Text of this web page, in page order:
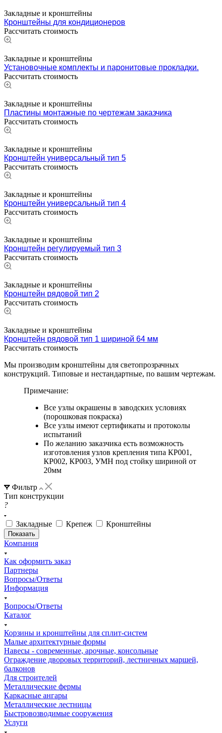
Закладные и кронштейны
Кронштейны для кондиционеров
Рассчитать стоимость
Закладные и кронштейны
Установочные комплекты и паронитовые прокладки.
Рассчитать стоимость
Закладные и кронштейны
Пластины монтажные по чертежам заказчика
Рассчитать стоимость
Закладные и кронштейны
Кронштейн универсальный тип 5
Рассчитать стоимость
Закладные и кронштейны
Кронштейн универсальный тип 4
Рассчитать стоимость
Закладные и кронштейны
Кронштейн регулируемый тип 3
Рассчитать стоимость
Закладные и кронштейны
Кронштейн рядовой тип 2
Рассчитать стоимость
Закладные и кронштейны
Кронштейн рядовой тип 1 шириной 64 мм
Рассчитать стоимость
Мы производим кронштейны для светопрозрачных
конструкций. Типовые и нестандартные, по вашим чертежам.
Примечание:
Все узлы окрашены в заводских условиях
(порошковая покраска)
Все узлы имеют сертификаты и протоколы
испытаний
По желанию заказчика есть возможность
изготовления узлов крепления типа КР001,
КР002, КР003, УМН под стойку шириной от
20мм
Фильтр
Тип конструкции
?
Закладные Крепеж Кронштейны
Компания
Как оформить заказ
Партнеры
Вопросы/Ответы
Информация
Вопросы/Ответы
Каталог
Корзины и кронштейны для сплит-систем
Малые архитектурные формы
Навесы - современные, арочные, консольные
Ограждение дворовых территорий, лестничных маршей,
балконов
Для строителей
Металлические фермы
Каркасные ангары
Металлические лестницы
Быстровозводимые сооружения
Услуги